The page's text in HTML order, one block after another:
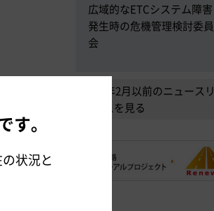
広域的なETCシステム障害
発生時の危機管理検討委員
会
2014年2月以前のニュースリ
リースを見る
。
状況と